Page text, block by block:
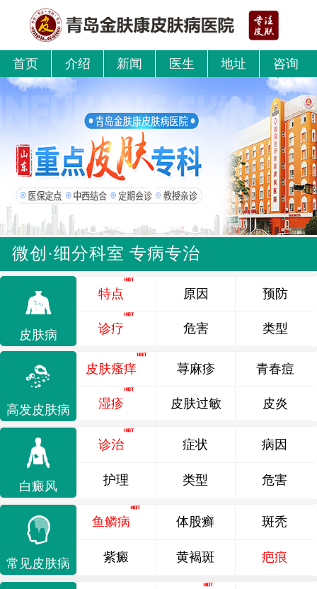
首页 介绍 新闻 医生 地址 咨询
微创·细分科室 专病专治
皮肤病
特点
诊疗
原因
危害
预防
类型
高发皮肤病
皮肤瘙痒
湿疹
荨麻疹
皮肤过敏
青春痘
皮炎
白癜风
诊治 症状 病因
护理 类型 危害
常见皮肤病
鱼鳞病 体股癣 斑秃
紫癜 黄褐斑 疤痕